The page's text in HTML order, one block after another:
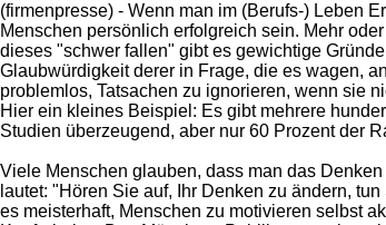
(firmenpresse) - Wenn man im (Berufs-) Leben
Menschen persönlich erfolgreich sein. Mehr
dieses "schwer fallen" gibt es gewichtige
Glaubwürdigkeit derer in Frage, die es wagen,
problemlos, Tatsachen zu ignorieren, wenn sie
Hier ein kleines Beispiel: Es gibt mehrere
Studien überzeugend, aber nur 60 Prozent der
Viele Menschen glauben, dass man das
lautet: "Hören Sie auf, Ihr Denken zu ändern,
es meisterhaft, Menschen zu motivieren selbst